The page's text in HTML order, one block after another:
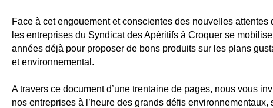
Face à cet engouement et conscientes des nouvelles attentes
les entreprises du Syndicat des Apéritifs à Croquer se
années déjà pour proposer de bons produits sur les plans
et environnemental.
A travers ce document d’une trentaine de pages, nous vous
nos entreprises à l’heure des grands défis environnementaux,